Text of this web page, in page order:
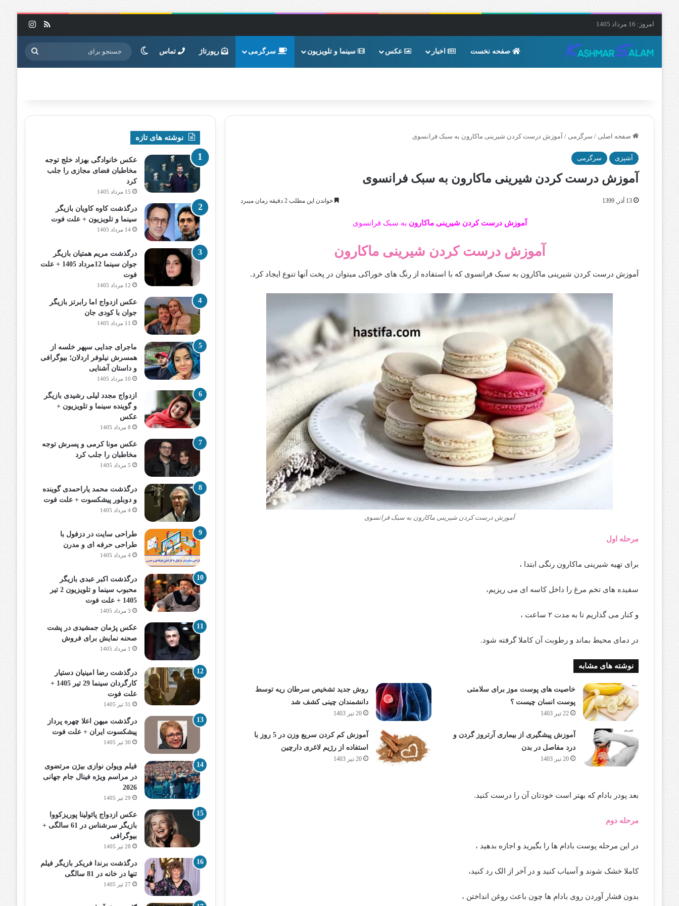
امروز: 16 مرداد 1405 خوراک
صفحه نخست اخبار عکس سینما و تلویزیون سرگرمی رپورتاژ تماس تغییر پوسته جستجو
برای
صفحه اصلی / سرگرمی / آموزش درست کردن شیرینی ماکارون به سبک فرانسوی
آشپزی سرگرمی
آموزش درست کردن شیرینی ماکارون به سبک فرانسوی
13 آذر, 1399 خواندن این مطلب 2 دقیقه زمان میبرد
آموزش درست کردن شیرینی ماکارون به سبک فرانسوی
آموزش درست کردن شیرینی ماکارون
آموزش درست کردن شیرینی ماکارون به سبک فرانسوی که با استفاده از رنگ های خوراکی میتوان در پخت آنها تنوع ایجاد کرد.
آموزش درست کردن شیرینی ماکارون به سبک فرانسوی
مرحله اول
برای تهیه شیرینی ماکارون رنگی ابتدا ،
سفیده های تخم مرغ را داخل کاسه ای می ریزیم،
و کنار می گذاریم تا به مدت ۲ ساعت ،
در دمای محیط بماند و رطوبت آن کاملا گرفته شود.
نوشته های مشابه
خاصیت های پوست موز برای سلامتی
پوست انسان چیست ؟
22 تیر 1403
روش جدید تشخیص سرطان ریه توسط
دانشمندان چینی کشف شد
20 تیر 1403
آموزش پیشگیری از بیماری آرتروز گردن و
درد مفاصل در بدن
20 تیر 1403
آموزش کم کردن سریع وزن در 5 روز با
استفاده از رژیم لاغری دارچین
20 تیر 1403
بعد پودر بادام که بهتر است خودتان آن را درست کنید.
مرحله دوم
در این مرحله پوست بادام ها را بگیرید و اجازه بدهید ،
کاملا خشک شوند و آسیاب کنید و در آخر از الک رد کنید،
بدون فشار آوردن روی بادام ها چون باعث روغن انداختن ،
نوشته های تازه
عکس خانوادگی بهزاد خلج توجه
مخاطبان فضای مجازی را جلب
کرد
15 مرداد 1405
درگذشت کاوه کاویان بازیگر
سینما و تلویزیون + علت فوت
14 مرداد 1405
درگذشت مریم همتیان بازیگر
جوان سینما 12مرداد 1405 + علت
فوت
12 مرداد 1405
عکس ازدواج اما رابرتز بازیگر
جوان با کودی جان
11 مرداد 1405
ماجرای جدایی سپهر خلسه از
همسرش نیلوفر اردلان؛ بیوگرافی
و داستان آشنایی
10 مرداد 1405
ازدواج مجدد لیلی رشیدی بازیگر
و گوینده سینما و تلویزیون +
عکس
8 مرداد 1405
عکس مونا کرمی و پسرش توجه
مخاطبان را جلب کرد
5 مرداد 1405
درگذشت محمد یاراحمدی گوینده
و دوبلور پیشکسوت + علت فوت
4 مرداد 1405
طراحی سایت در دزفول با
طراحی حرفه‌ ای و مدرن
4 مرداد 1405
درگذشت اکبر عبدی بازیگر
محبوب سینما و تلویزیون 2 تیر
1405 + علت فوت
3 مرداد 1405
عکس پژمان جمشیدی در پشت
صحنه نمایش برای فروش
1 مرداد 1405
درگذشت رضا امینیان دستیار
کارگردان سینما 29 تیر 1405 +
علت فوت
31 تیر 1405
درگذشت میهن اعلا چهره پرداز
پیشکسوت ایران + علت فوت
30 تیر 1405
فیلم ویولن نوازی بیژن مرتضوی
در مراسم ویژه فینال جام جهانی
2026
29 تیر 1405
عکس ازدواج پائولینا پوریزکووا
بازیگر سرشناس در 61 سالگی +
بیوگرافی
28 تیر 1405
درگذشت برندا فریکر بازیگر فیلم
تنها در خانه در 81 سالگی
27 تیر 1405